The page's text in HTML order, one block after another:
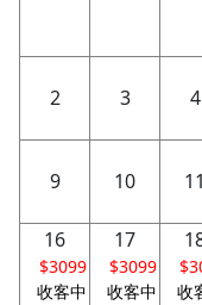
2 3 4
9 10 11
16
$3099
收客中
17
$3099
收客中
收